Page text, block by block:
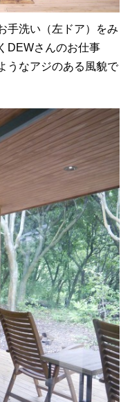
手洗い（左ドア）をみ
DEWさんのお仕事
うなアジのある風貌で